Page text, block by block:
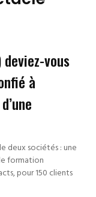
vous
à
deux sociétés : une
formation
pour 150 clients